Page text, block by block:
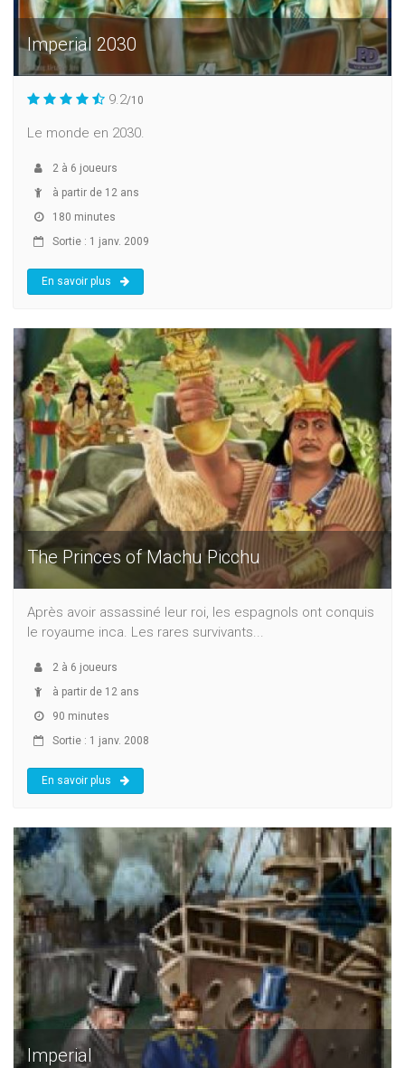
Imperial 2030
9.2/10
Le monde en 2030.
2 à 6 joueurs
à partir de 12 ans
180 minutes
Sortie : 1 janv. 2009
En savoir plus
The Princes of Machu Picchu
Après avoir assassiné leur roi, les espagnols ont conquis
le royaume inca. Les rares survivants...
2 à 6 joueurs
à partir de 12 ans
90 minutes
Sortie : 1 janv. 2008
En savoir plus
Imperial